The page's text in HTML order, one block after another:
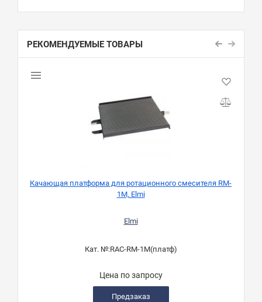
РЕКОМЕНДУЕМЫЕ ТОВАРЫ
Качающая платформа для ротационного смесителя RM-
1M, Elmi
Elmi
Кат. №:RAC-RM-1M(платф)
Цена по запросу
Предзаказ